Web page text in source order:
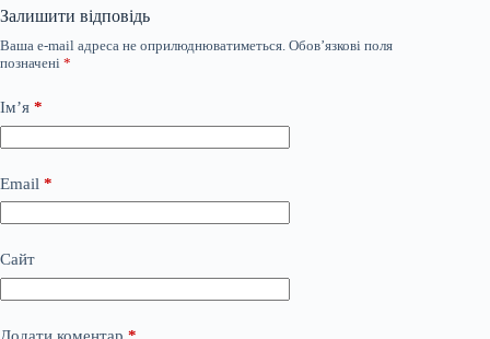
Залишити відповідь
Ваша e-mail адреса не оприлюднюватиметься. Обов’язкові поля
позначені *
Ім’я *
Email *
Сайт
Додати коментар *